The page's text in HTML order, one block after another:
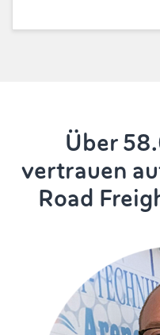
Über
vertrauen
Road